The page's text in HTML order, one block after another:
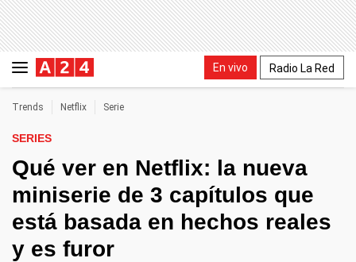
En vivo Radio La Red
Trends Netflix Serie
SERIES
Qué ver en Netflix: la nueva
miniserie de 3 capítulos que
está basada en hechos reales
y es furor